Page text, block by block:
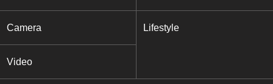
Camera Lifestyle
Video